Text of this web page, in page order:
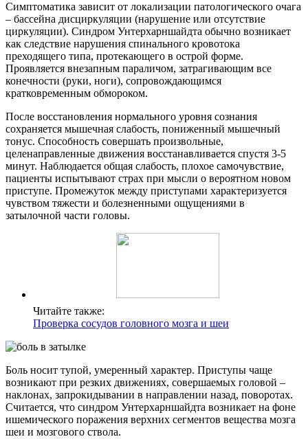
Симптоматика зависит от локализации патологического очага
– бассейна дисциркуляции (нарушение или отсутствие
циркуляции). Синдром Унтерхарншайдта обычно возникает
как следствие нарушения спинального кровотока
преходящего типа, протекающего в острой форме.
Проявляется внезапным параличом, затрагивающим все
конечности (руки, ноги), сопровождающимся
кратковременным обмороком.
После восстановления нормального уровня сознания
сохраняется мышечная слабость, пониженный мышечный
тонус. Способность совершать произвольные,
целенаправленные движения восстанавливается спустя 3-5
минут. Наблюдается общая слабость, плохое самочувствие,
пациенты испытывают страх при мысли о вероятном новом
приступе. Промежуток между приступами характеризуется
чувством тяжести и болезненными ощущениями в
затылочной части головы.
Читайте также:
Проверка сосудов головного мозга и шеи
Боль носит тупой, умеренный характер. Приступы чаще
возникают при резких движениях, совершаемых головой –
наклонах, запрокидывании в направлении назад, поворотах.
Считается, что синдром Унтерхарншайдта возникает на фоне
ишемического поражения верхних сегментов вещества мозга
шеи и мозгового ствола.